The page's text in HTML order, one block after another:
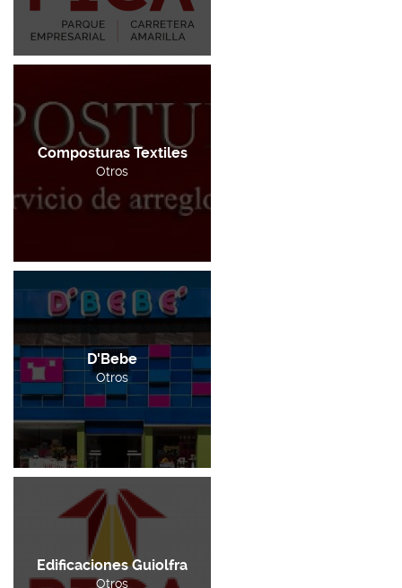
Composturas Textiles
Otros
D'Bebe
Otros
Edificaciones Guiolfra
Otros